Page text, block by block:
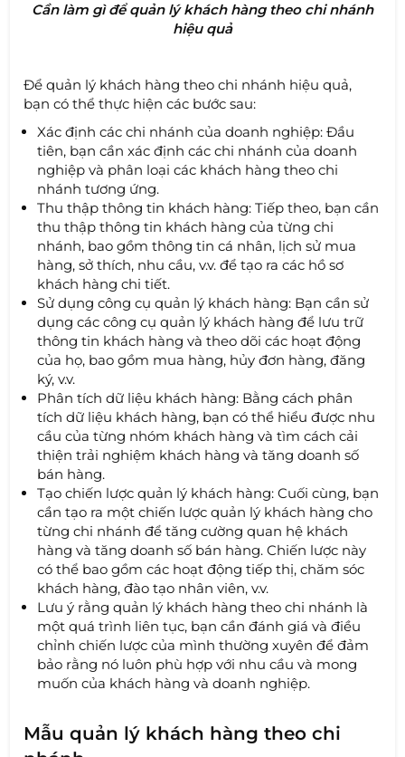
Cần làm gì để quản lý khách hàng theo chi nhánh
hiệu quả
Để quản lý khách hàng theo chi nhánh hiệu quả,
bạn có thể thực hiện các bước sau:
Xác định các chi nhánh của doanh nghiệp: Đầu
tiên, bạn cần xác định các chi nhánh của doanh
nghiệp và phân loại các khách hàng theo chi
nhánh tương ứng.
Thu thập thông tin khách hàng: Tiếp theo, bạn cần
thu thập thông tin khách hàng của từng chi
nhánh, bao gồm thông tin cá nhân, lịch sử mua
hàng, sở thích, nhu cầu, v.v. để tạo ra các hồ sơ
khách hàng chi tiết.
Sử dụng công cụ quản lý khách hàng: Bạn cần sử
dụng các công cụ quản lý khách hàng để lưu trữ
thông tin khách hàng và theo dõi các hoạt động
của họ, bao gồm mua hàng, hủy đơn hàng, đăng
ký, v.v.
Phân tích dữ liệu khách hàng: Bằng cách phân
tích dữ liệu khách hàng, bạn có thể hiểu được nhu
cầu của từng nhóm khách hàng và tìm cách cải
thiện trải nghiệm khách hàng và tăng doanh số
bán hàng.
Tạo chiến lược quản lý khách hàng: Cuối cùng, bạn
cần tạo ra một chiến lược quản lý khách hàng cho
từng chi nhánh để tăng cường quan hệ khách
hàng và tăng doanh số bán hàng. Chiến lược này
có thể bao gồm các hoạt động tiếp thị, chăm sóc
khách hàng, đào tạo nhân viên, v.v.
Lưu ý rằng quản lý khách hàng theo chi nhánh là
một quá trình liên tục, bạn cần đánh giá và điều
chỉnh chiến lược của mình thường xuyên để đảm
bảo rằng nó luôn phù hợp với nhu cầu và mong
muốn của khách hàng và doanh nghiệp.
Mẫu quản lý khách hàng theo chi